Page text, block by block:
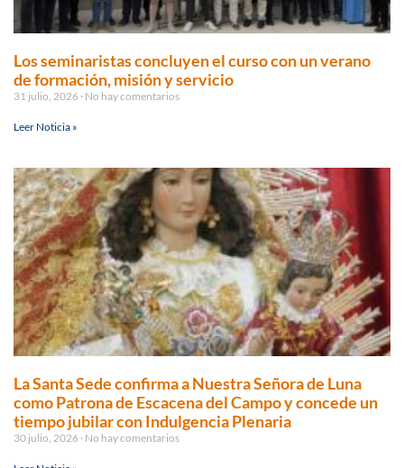
Los seminaristas concluyen el curso con un verano
de formación, misión y servicio
31 julio, 2026 No hay comentarios
Leer Noticia »
La Santa Sede confirma a Nuestra Señora de Luna
como Patrona de Escacena del Campo y concede un
tiempo jubilar con Indulgencia Plenaria
30 julio, 2026 No hay comentarios